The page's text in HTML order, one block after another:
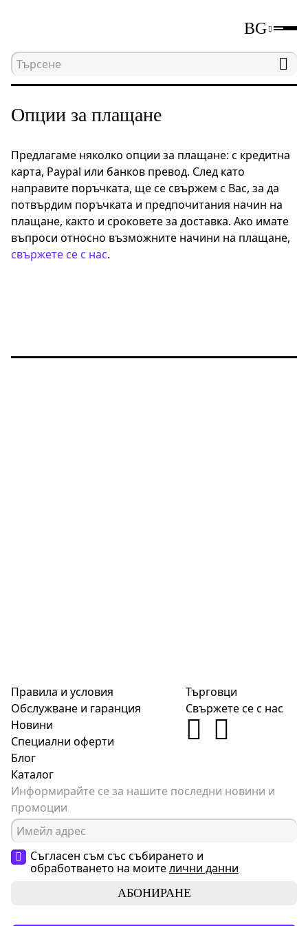
BG
Начална страница
Опции за плащане
Предлагаме няколко опции за плащане: с кредитна
карта, Paypal или банков превод. След като
направите поръчката, ще се свържем с Вас, за да
потвърдим поръчката и предпочитания начин на
плащане, както и сроковете за доставка. Ако имате
въпроси относно възможните начини на плащане,
свържете се с нас.
Правила и условия
Обслужване и гаранция
Новини
Специални оферти
Блог
Каталог
Търговци
Свържете се с нас
Информирайте се за нашите последни новини и
промоции
Съгласен съм със събирането и
обработването на моителични данни
АБОНИРАНЕ